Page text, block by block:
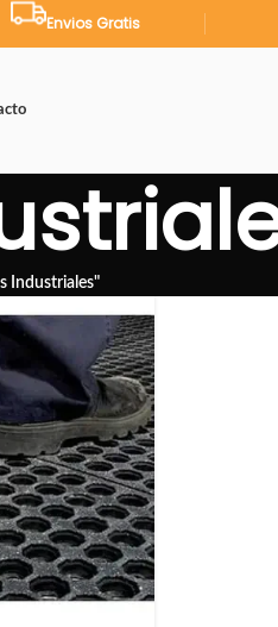
Envios Gratis
Industriales"